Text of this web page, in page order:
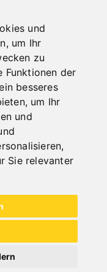
und
um Ihr
zu
Funktionen der
besseres
, um Ihr
und
,
Sie relevanter